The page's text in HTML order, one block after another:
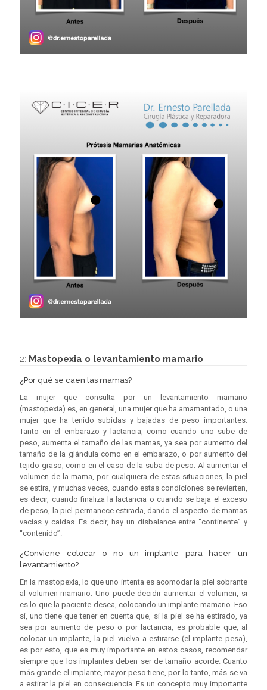
2: Mastopexia o levantamiento mamario
¿Por qué se caen las mamas?
La mujer que consulta por un levantamiento mamario
(mastopexia) es, en general, una mujer que ha amamantado, o una
mujer que ha tenido subidas y bajadas de peso importantes.
Tanto en el embarazo y lactancia, como cuando uno sube de
peso, aumenta el tamaño de las mamas, ya sea por aumento del
tamaño de la glándula como en el embarazo, o por aumento del
tejido graso, como en el caso de la suba de peso. Al aumentar el
volumen de la mama, por cualquiera de estas situaciones, la piel
se estira, y muchas veces, cuando estas condiciones se revierten,
es decir, cuando finaliza la lactancia o cuando se baja el exceso
de peso, la piel permanece estirada, dando el aspecto de mamas
vacías y caídas. Es decir, hay un disbalance entre “continente” y
“contenido”.
¿Conviene colocar o no un implante para hacer un
levantamiento?
En la mastopexia, lo que uno intenta es acomodar la piel sobrante
al volumen mamario. Uno puede decidir aumentar el volumen, si
es lo que la paciente desea, colocando un implante mamario. Eso
sí, uno tiene que tener en cuenta que, si la piel se ha estirado, ya
sea por aumento de peso o por lactancia, es probable que, al
colocar un implante, la piel vuelva a estirarse (el implante pesa),
es por esto, que es muy importante en estos casos, recomendar
siempre que los implantes deben ser de tamaño acorde. Cuanto
más grande el implante, mayor peso tiene, por lo tanto, más se va
a estirar la piel en consecuencia. Es un concepto muy importante